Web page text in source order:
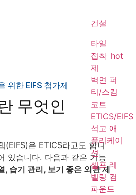
건설
타일
접착
제
hot
벽면 퍼
티/스킴
코트
ETICS/EIFS
석고 애
플리케이
션
셀프 레
벨링 컴
파운드
위한 EIFS 첨가제
무엇인
(EIFS)은 ETICS라고도 합니
있습니다. 다음과 같은 기능
, 습기 관리, 보기 좋은 외관 제